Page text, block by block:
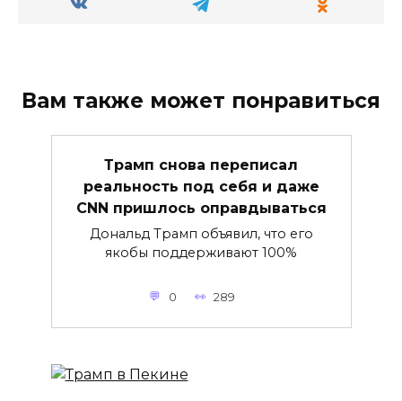
Вам также может понравиться
Трамп снова переписал
реальность под себя и даже
CNN пришлось оправдываться
Дональд Трамп объявил, что его
якобы поддерживают 100%
0 289